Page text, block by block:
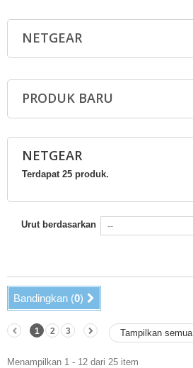
NETGEAR
PRODUK BARU
NETGEAR
Terdapat 25 produk.
Urut berdasarkan
Bandingkan (0)
Tampilkan semua
1 2 3
Menampilkan 1 - 12 dari 25 item